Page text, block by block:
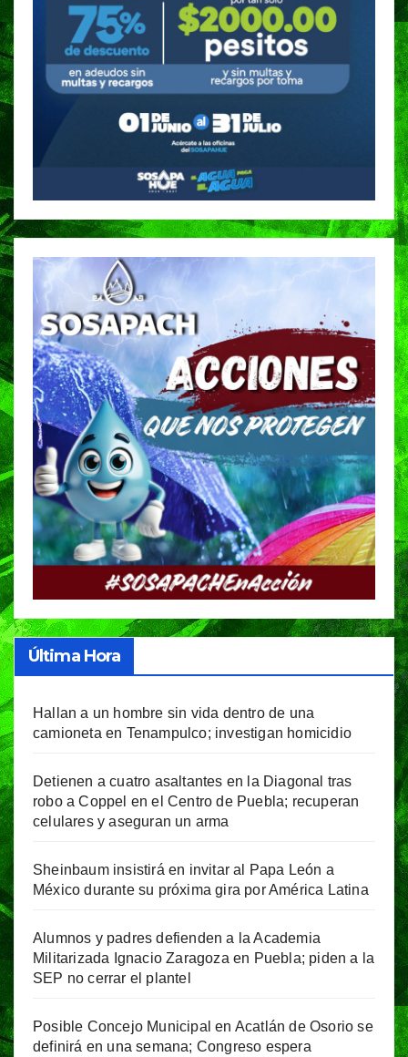
Última Hora
Hallan a un hombre sin vida dentro de una
camioneta en Tenampulco; investigan homicidio
Detienen a cuatro asaltantes en la Diagonal tras
robo a Coppel en el Centro de Puebla; recuperan
celulares y aseguran un arma
Sheinbaum insistirá en invitar al Papa León a
México durante su próxima gira por América Latina
Alumnos y padres defienden a la Academia
Militarizada Ignacio Zaragoza en Puebla; piden a la
SEP no cerrar el plantel
Posible Concejo Municipal en Acatlán de Osorio se
definirá en una semana; Congreso espera